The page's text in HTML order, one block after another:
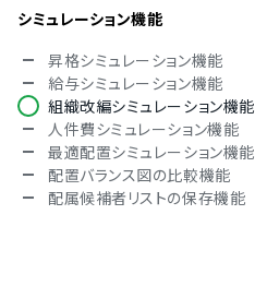
シミュレーション機能
昇格シミュレーション機能
給与シミュレーション機能
組織改編シミュレーション機能
人件費シミュレーション機能
最適配置シミュレーション機能
配置バランス図の比較機能
配属候補者リストの保存機能